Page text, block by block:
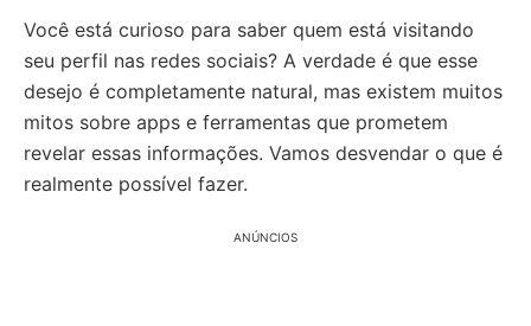
Você está curioso para saber quem está visitando
seu perfil nas redes sociais? A verdade é que esse
desejo é completamente natural, mas existem muitos
mitos sobre apps e ferramentas que prometem
revelar essas informações. Vamos desvendar o que é
realmente possível fazer.
ANÚNCIOS